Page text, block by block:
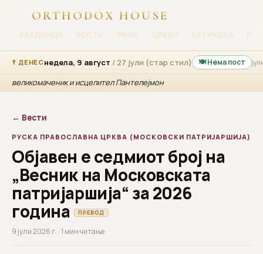
ORTHODOX HOUSE
ЗАЕДНИЦА ВЕСТИ РИЛС ЦРКВИ КАТИХЕЗА
☦ ДЕНЕСнедела, 9 август / 27 јули (стар стил) 🍽 Нема пост
великомаченик и исцелител Пантелејмон
← Вести
РУСКА ПРАВОСЛАВНА ЦРКВА (МОСКОВСКИ ПАТРИЈАРШИЈА)
Објавен е седмиот број на
„Весник на Московската
патријаршија“ за 2026
година
ПРЕВОД
9 јули 2026 г. · 1 мин читање